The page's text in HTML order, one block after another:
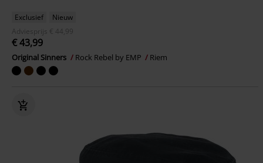
Exclusief
Nieuw
Adviesprijs
€ 44,99
€ 43,99
Original Sinners Rock Rebel by EMP Riem